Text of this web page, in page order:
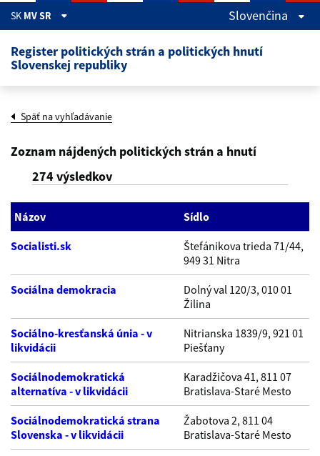
Skočiť na hlavný obsah
SK MV SR Slovenčina
Register politických strán a politických hnutí
Slovenskej republiky
Späť na vyhľadávanie
Zoznam nájdených politických strán a hnutí
274 výsledkov
Názov Sídlo
Socialisti.sk
Štefánikova trieda 71/44,
949 31 Nitra
Sociálna demokracia
Dolný val 120/3, 010 01
Žilina
Sociálno-kresťanská únia - v
likvidácii
Nitrianska 1839/9, 921 01
Piešťany
Sociálnodemokratická
alternatíva - v likvidácii
Karadžičova 41, 811 07
Bratislava-Staré Mesto
Sociálnodemokratická strana
Slovenska - v likvidácii
Žabotova 2, 811 04
Bratislava-Staré Mesto